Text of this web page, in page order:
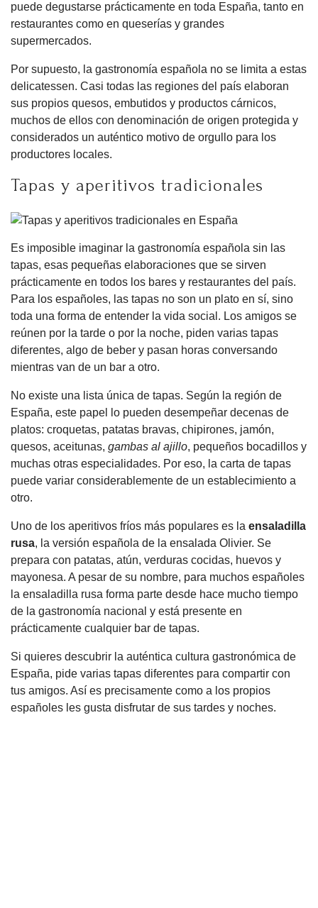
puede degustarse prácticamente en toda España, tanto en
restaurantes como en queserías y grandes
supermercados.
Por supuesto, la gastronomía española no se limita a estas
delicatessen. Casi todas las regiones del país elaboran
sus propios quesos, embutidos y productos cárnicos,
muchos de ellos con denominación de origen protegida y
considerados un auténtico motivo de orgullo para los
productores locales.
Tapas y aperitivos tradicionales
Es imposible imaginar la gastronomía española sin las
tapas, esas pequeñas elaboraciones que se sirven
prácticamente en todos los bares y restaurantes del país.
Para los españoles, las tapas no son un plato en sí, sino
toda una forma de entender la vida social. Los amigos se
reúnen por la tarde o por la noche, piden varias tapas
diferentes, algo de beber y pasan horas conversando
mientras van de un bar a otro.
No existe una lista única de tapas. Según la región de
España, este papel lo pueden desempeñar decenas de
platos: croquetas, patatas bravas, chipirones, jamón,
quesos, aceitunas, gambas al ajillo, pequeños bocadillos y
muchas otras especialidades. Por eso, la carta de tapas
puede variar considerablemente de un establecimiento a
otro.
Uno de los aperitivos fríos más populares es la ensaladilla
rusa, la versión española de la ensalada Olivier. Se
prepara con patatas, atún, verduras cocidas, huevos y
mayonesa. A pesar de su nombre, para muchos españoles
la ensaladilla rusa forma parte desde hace mucho tiempo
de la gastronomía nacional y está presente en
prácticamente cualquier bar de tapas.
Si quieres descubrir la auténtica cultura gastronómica de
España, pide varias tapas diferentes para compartir con
tus amigos. Así es precisamente como a los propios
españoles les gusta disfrutar de sus tardes y noches.